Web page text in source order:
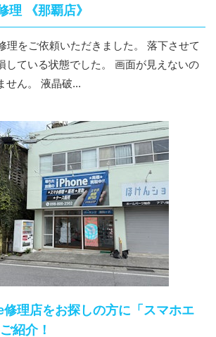
理 《那覇店》
理をご依頼いただきました。 落下させて
している状態でした。 画面が見えないの
で操作もままなりません。 液晶破...
理店をお探しの方に「スマホエ
紹介！